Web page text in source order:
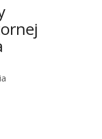
hviezdičiek.